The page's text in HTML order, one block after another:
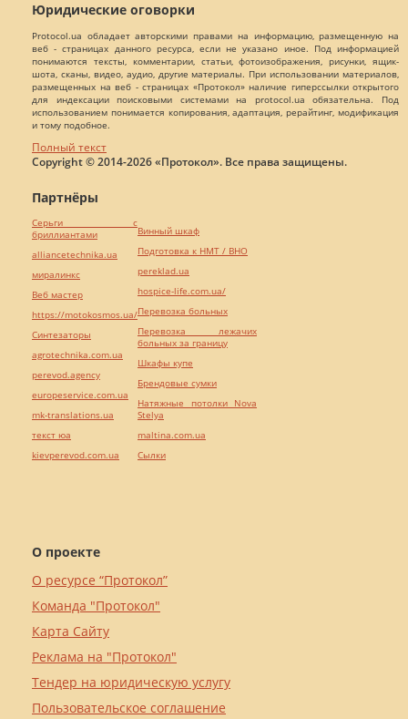
Юридические оговорки
Protocol.ua обладает авторскими правами на информацию, размещенную на
веб - страницах данного ресурса, если не указано иное. Под информацией
понимаются тексты, комментарии, статьи, фотоизображения, рисунки, ящик-
шота, сканы, видео, аудио, другие материалы. При использовании материалов,
размещенных на веб - страницах «Протокол» наличие гиперссылки открытого
для индексации поисковыми системами на protocol.ua обязательна. Под
использованием понимается копирования, адаптация, рерайтинг, модификация
и тому подобное.
Полный текст
Copyright © 2014-2026 «Протокол». Все права защищены.
О проекте
О ресурсе “Протокол”
Команда "Протокол"
Карта Сайту
Реклама на "Протокол"
Тендер на юридическую услугу
Пользовательское соглашение
Партнёры
Серьги с
бриллиантами
alliancetechnika.ua
миралинкс
Веб мастер
https://motokosmos.ua/
Синтезаторы
agrotechnika.com.ua
perevod.agency
europeservice.com.ua
mk-translations.ua
текст юа
kievperevod.com.ua
Винный шкаф
Подготовка к НМТ / ВНО
pereklad.ua
hospice-life.com.ua/
Перевозка больных
Перевозка лежачих
больных за границу
Шкафы купе
Брендовые сумки
Натяжные потолки Nova
Stelya
maltina.com.ua
Cылки